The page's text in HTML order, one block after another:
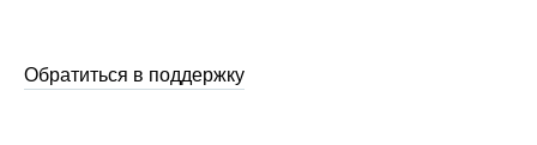
Обратиться в поддержку